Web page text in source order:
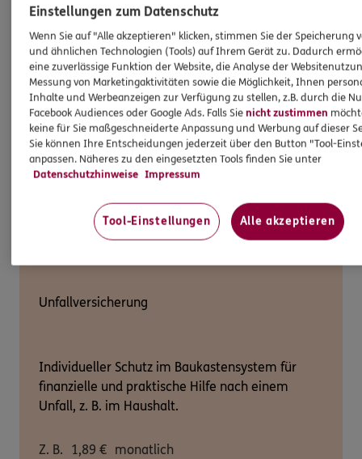
Unfallversicherung
Individueller Schutz im Baukastensystem für
finanzielle und praktische Hilfe nach einem
Unfall, z. B. im Haushalt.
Z. B. 1,89 € monatlich
Einstellungen zum Datenschutz
Wenn Sie auf "Alle akzeptieren" klicken, stimmen Sie der Speicherung
und ähnlichen Technologien (Tools) auf Ihrem Gerät zu. Dadurch
eine zuverlässige Funktion der Website, die Analyse der
Messung von Marketingaktivitäten sowie die Möglichkeit, Ihnen
Inhalte und Werbeanzeigen zur Verfügung zu stellen, z.B. durch die
Facebook Audiences oder Google Ads. Falls Sienicht zustimmen
keine für Sie maßgeschneiderte Anpassung und Werbung auf dieser
Sie können Ihre Entscheidungen jederzeit über den Button "Tool-
anpassen. Näheres zu den eingesetzten Tools finden Sie unter
Datenschutzhinweise Impressum
Tool-Einstellungen Alle akzeptieren